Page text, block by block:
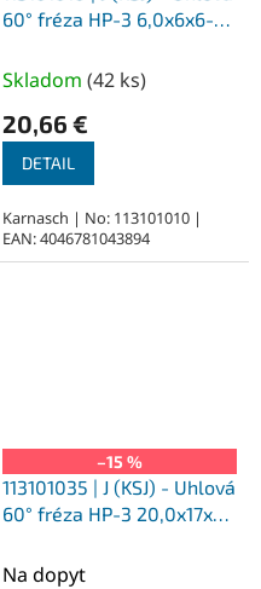
60° fréza HP-3 6,0x6x6-50
Skladom (42 ks)
20,66 €
DETAIL
Karnasch | No: 113101010 |
EAN: 4046781043894
–15 %
113101035 | J (KSJ) - Uhlová
60° fréza HP-3 20,0x17x6-
Na dopyt